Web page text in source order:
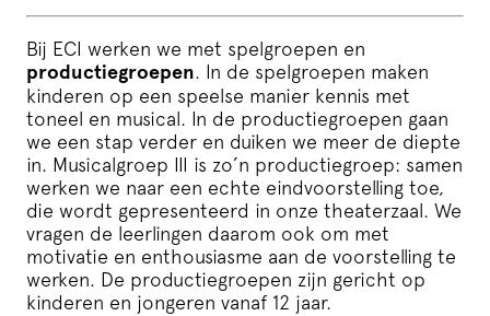
Bij ECI werken we met spelgroepen en
productiegroepen. In de spelgroepen maken
kinderen op een speelse manier kennis met
toneel en musical. In de productiegroepen gaan
we een stap verder en duiken we meer de diepte
in. Musicalgroep III is zo’n productiegroep: samen
werken we naar een echte eindvoorstelling toe,
die wordt gepresenteerd in onze theaterzaal. We
vragen de leerlingen daarom ook om met
motivatie en enthousiasme aan de voorstelling te
werken. De productiegroepen zijn gericht op
kinderen en jongeren vanaf 12 jaar.